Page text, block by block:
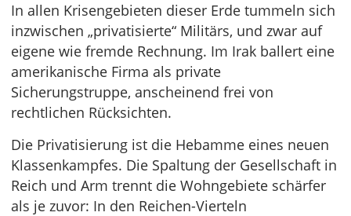
In allen Krisengebieten dieser Erde tummeln sich
inzwischen „privatisierte“ Militärs, und zwar auf
eigene wie fremde Rechnung. Im Irak ballert eine
amerikanische Firma als private
Sicherungstruppe, anscheinend frei von
rechtlichen Rücksichten.
Die Privatisierung ist die Hebamme eines neuen
Klassenkampfes. Die Spaltung der Gesellschaft in
Reich und Arm trennt die Wohngebiete schärfer
als je zuvor: In den Reichen-Vierteln